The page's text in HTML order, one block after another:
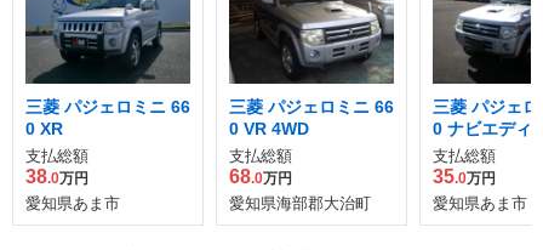
三菱 パジェロミニ 66
0 XR
支払総額
38.0万円
愛知県あま市
三菱 パジェロミニ 66
0 VR 4WD
支払総額
68.0万円
愛知県海部郡大治町
三菱 パジェ
0 ナビエディ
VR 4WD
支払総額
35.0万円
愛知県あま市